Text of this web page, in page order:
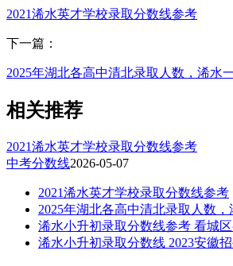
2021浠水英才学校录取分数线参考
下一篇：
2025年湖北各高中清北录取人数，浠水
相关推荐
2021浠水英才学校录取分数线参考
中考分数线2026-05-07
2021浠水英才学校录取分数线参考
2025年湖北各高中清北录取人数
浠水小升初录取分数线参考 看城
浠水小升初录取分数线 2023安徽